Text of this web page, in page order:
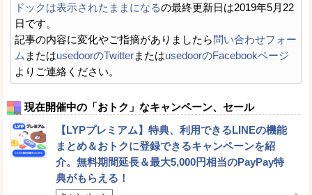
ドックは表示されたままになるの最終更新日は2019年5月22
日です。
記事の内容に変化やご指摘がありましたら問い合わせフォー
ム またはusedoorのTwitterまたはusedoorのFacebookページ
よりご連絡ください。
現在開催中の「おトク」なキャンペーン、セール
【LYPプレミアム】特典、利用できるLINEの機能
まとめ＆おトクに登録できるキャンペーンを紹
介。無料期間延長＆最大5,000円相当のPayPay特
典がもらえる！